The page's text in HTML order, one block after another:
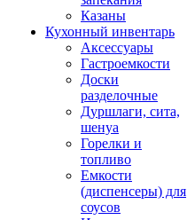
Казаны
Кухонный инвентарь
Аксессуары
Гастроемкости
Доски
разделочные
Дуршлаги, сита,
шенуа
Горелки и
топливо
Емкости
(диспенсеры) для
соусов